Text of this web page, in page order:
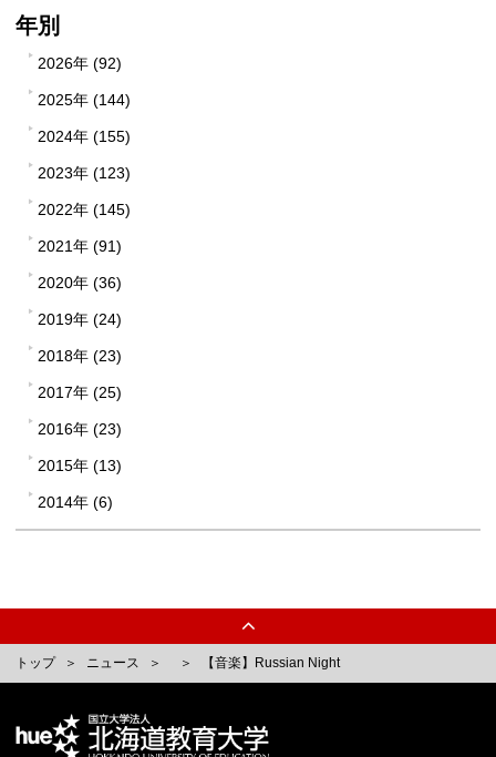
年別
2026年 (92)
2025年 (144)
2024年 (155)
2023年 (123)
2022年 (145)
2021年 (91)
2020年 (36)
2019年 (24)
2018年 (23)
2017年 (25)
2016年 (23)
2015年 (13)
2014年 (6)
トップ ニュース 【音楽】Russian Night